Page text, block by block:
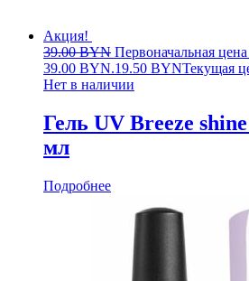
Акция!
39.00BYN Первоначальная цена
39.00 BYN.19.50 BYNТекущая
Нет в наличии
Гель UV Breeze
мл
Подробнее